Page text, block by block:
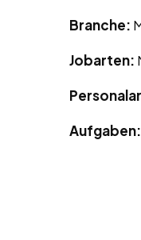
Branche:
Jobarten:
Aufgaben: